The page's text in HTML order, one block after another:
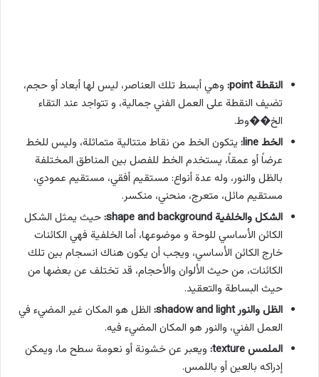
النقطة point:
وهي أبسط تلك العناصر، ليس لها أبعاد أو حجم،
تضيف النقطة على العمل الفني جمالية، و تتواجد عند التقاء
الخ��وط.
الخط line:
يتكون الخط من نقاط متتالية متماثلة، وليس للخط
عرضاً أو عمقاً، يستخدم الخط للفصل بين المناطق المختلفة
بالظل والنور، وله عدة أنواع: مستقيم أفقي، مستقيم عمودي،
مستقيم مائل، متعرج، منحني، منكسر.
الشكل والخلفية shape and background:
حيث يمثل الشكل
الكائن الأساسي للوحة و موضوعها، أما الخلفية فهي الكائنات
خارج الكائن الأساسي، ويجب أن يكون هناك انسجام بين تلك
الكائنات، من حيث الألوان والأحجام، قد تختلف عن بعضها من
حيث البساطة والتعقيد.
الظل والنور shadow and light:
الظل هو المكان غير المضيء في
العمل الفني، والنور هو المكان المضيء فيه.
الملمس texture:
ويعبر عن خشونة أو نعومة سطح ما، ويمكن
إدراكه بالعين أو باللمس.